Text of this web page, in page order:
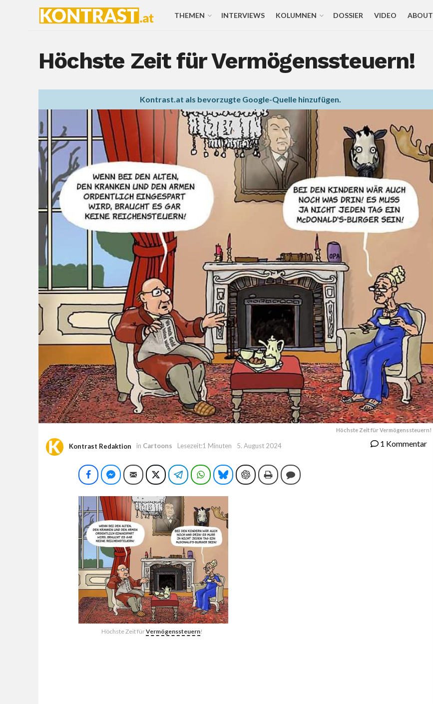
THEMEN INTERVIEWS KOLUMNEN DOSSIER VIDEO ABOUT
Höchste Zeit für Vermögenssteuern!
Kontrast.at als bevorzugte Google-Quelle hinzufügen.
Höchste Zeit für Vermögenssteuern!
Kontrast Redaktion in Cartoons Lesezeit:1 Minuten 5. August 2024 1 Kommentar
FacebookFacebook Messenger
E-Mail TwitterTelegramWhatsAppBlueskyChatGPTDruckenKommentieren
Höchste Zeit fürVermögenssteuern!